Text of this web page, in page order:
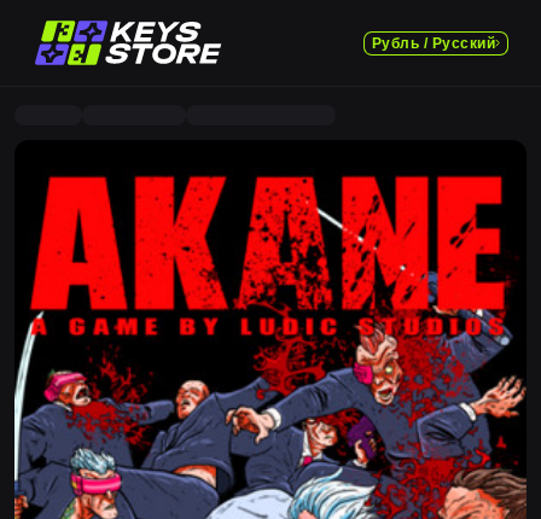
Рубль / Русский